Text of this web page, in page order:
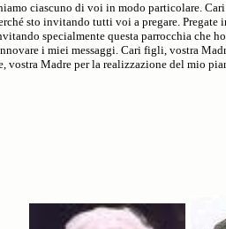
ciascuno di voi in modo particolare.
sto invitando tutti voi a pregare. Pregate
specialmente questa parrocchia che
i miei messaggi. Cari figli, vostra
vostra Madre per la realizzazione del mio